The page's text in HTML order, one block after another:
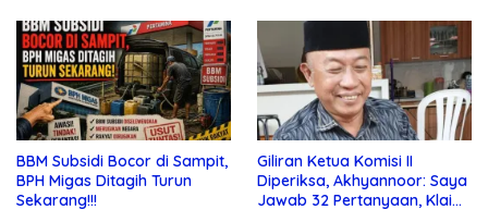
BBM Subsidi Bocor di Sampit,
BPH Migas Ditagih Turun
Sekarang!!!
Giliran Ketua Komisi II
Diperiksa, Akhyannoor: Saya
Jawab 32 Pertanyaan, Klaim